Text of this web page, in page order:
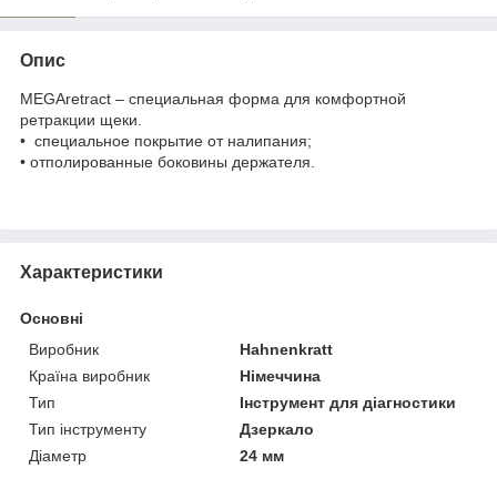
Опис
MEGAretract – специальная форма для комфортной
ретракции щеки.
• специальное покрытие от налипания;
• отполированные боковины держателя.
Характеристики
Основні
Виробник
Hahnenkratt
Країна виробник
Німеччина
Тип
Інструмент для діагностики
Тип інструменту
Дзеркало
Діаметр
24 мм